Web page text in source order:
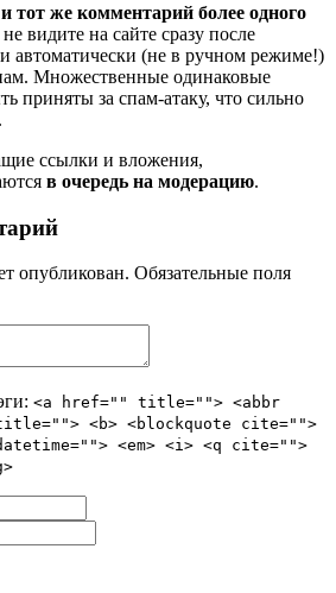
тот же комментарий более одного
видите на сайте сразу после
автоматически (не в ручном режиме!)
Множественные одинаковые
приняты за спам-атаку, что сильно
ссылки и вложения,
в очередь на модерацию.
опубликован. Обязательные поля
<a href="" title=""> <abbr
<b> <blockquote cite="">
<em> <i> <q cite="">